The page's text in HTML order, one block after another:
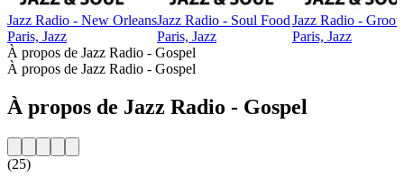
Jazz Radio - New Orleans
Paris, Jazz
Jazz Radio - Soul Food
Paris, Jazz
Jazz Radio -
Paris, Jazz
À propos de Jazz Radio - Gospel
À propos de Jazz Radio - Gospel
À propos de Jazz Radio - Gospel
(25)